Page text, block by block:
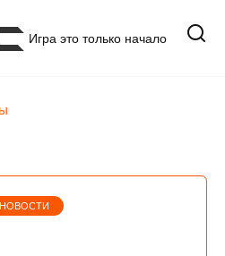
Игра это только начало
НОВОСТИ